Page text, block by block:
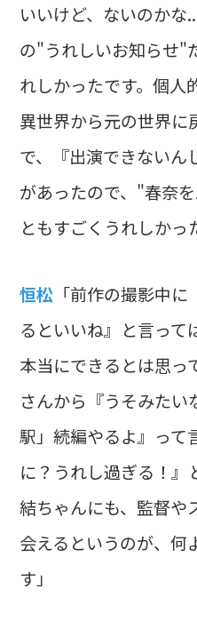
いいけど、ないのかな
の"うれしいお知らせ"
れしかったです。個人
異世界から元の世界に
で、『出演できないん
があったので、"春奈
ともすごくうれしかっ
恒松 「前作の撮影中
るといいね』と言って
本当にできるとは思っ
さんから『うそみたい
駅」続編やるよ』って
に？うれし過ぎる！』
結ちゃんにも、監督や
会えるというのが、何
す」